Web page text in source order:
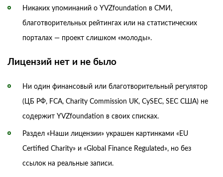
Никаких упоминаний о YVZfoundation в СМИ,
благотворительных рейтингах или на статистических
порталах — проект слишком «молоды».
Лицензий нет и не было
Ни один финансовый или благотворительный регулятор
(ЦБ РФ, FCA, Charity Commission UK, CySEC, SEC США) не
содержит YVZfoundation в своих списках.
Раздел «Наши лицензии» украшен картинками «EU
Certified Charity» и «Global Finance Regulated», но без
ссылок на реальные записи.